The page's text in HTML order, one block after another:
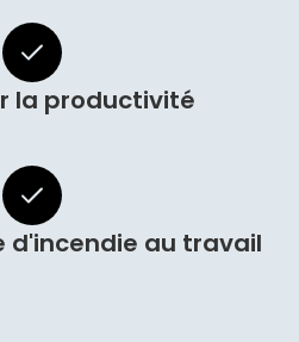
la productivité
d'incendie au travail